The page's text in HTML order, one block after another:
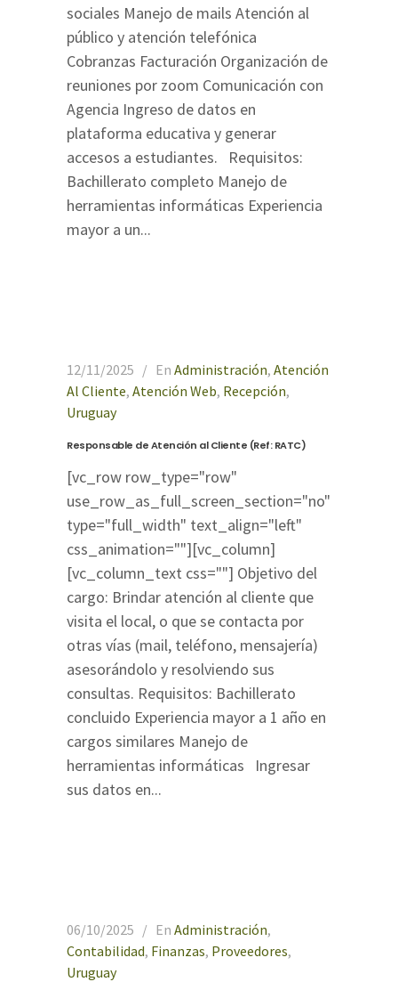
sociales Manejo de mails Atención al
público y atención telefónica
Cobranzas Facturación Organización de
reuniones por zoom Comunicación con
Agencia Ingreso de datos en
plataforma educativa y generar
accesos a estudiantes. Requisitos:
Bachillerato completo Manejo de
herramientas informáticas Experiencia
mayor a un...
12/11/2025 En Administración, Atención
Al Cliente, Atención Web, Recepción,
Uruguay
Responsable de Atención al Cliente (Ref: RATC)
[vc_row row_type="row"
use_row_as_full_screen_section="no"
type="full_width" text_align="left"
css_animation=""][vc_column]
[vc_column_text css=""] Objetivo del
cargo: Brindar atención al cliente que
visita el local, o que se contacta por
otras vías (mail, teléfono, mensajería)
asesorándolo y resolviendo sus
consultas. Requisitos: Bachillerato
concluido Experiencia mayor a 1 año en
cargos similares Manejo de
herramientas informáticas Ingresar
sus datos en...
06/10/2025 En Administración,
Contabilidad, Finanzas, Proveedores,
Uruguay